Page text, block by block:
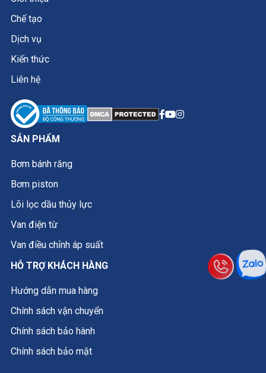
Chế tạo
Dịch vụ
Kiến thức
Liên hệ
SẢN PHẨM
Bơm bánh răng
Bơm piston
Lõi lọc dầu thủy lực
Van điện từ
Van điều chỉnh áp suất
HỖ TRỢ KHÁCH HÀNG
Hướng dẫn mua hàng
Chính sách vận chuyển
Chính sách bảo hành
Chính sách bảo mật